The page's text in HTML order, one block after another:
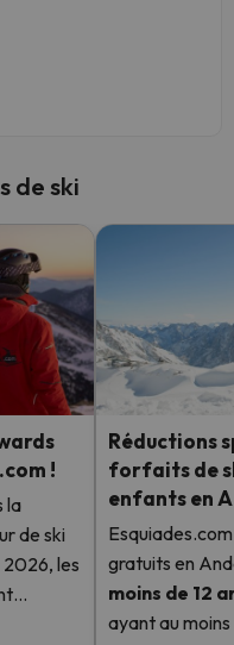
de ski
!
la
de ski
2026, les
Réductions
forfaits de
enfants en
gratuits en
moins de 12
ayant au